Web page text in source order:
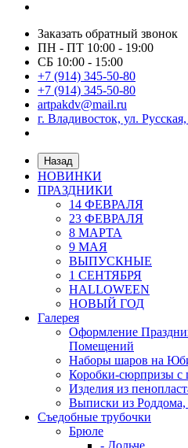
Заказать обратный звонок
ПН - ПТ 10:00 - 19:00
СБ 10:00 - 15:00
+7 (914) 345-50-80
+7 (914) 345-50-80
artpakdv@mail.ru
г. Владивосток, ул.
Назад
НОВИНКИ
ПРАЗДНИКИ
14 ФЕВРАЛЯ
23 ФЕВРАЛЯ
8 МАРТА
9 МАЯ
ВЫПУСКНЫЕ
1 СЕНТЯБРЯ
HALLOWEEN
НОВЫЙ ГОД
Галерея
Оформление
Помещений
Наборы шаров на
Коробки-сюрпризы с
Изделия из
Выписки из Роддома,
Съедобные трубочки
Брюле
- Дольче